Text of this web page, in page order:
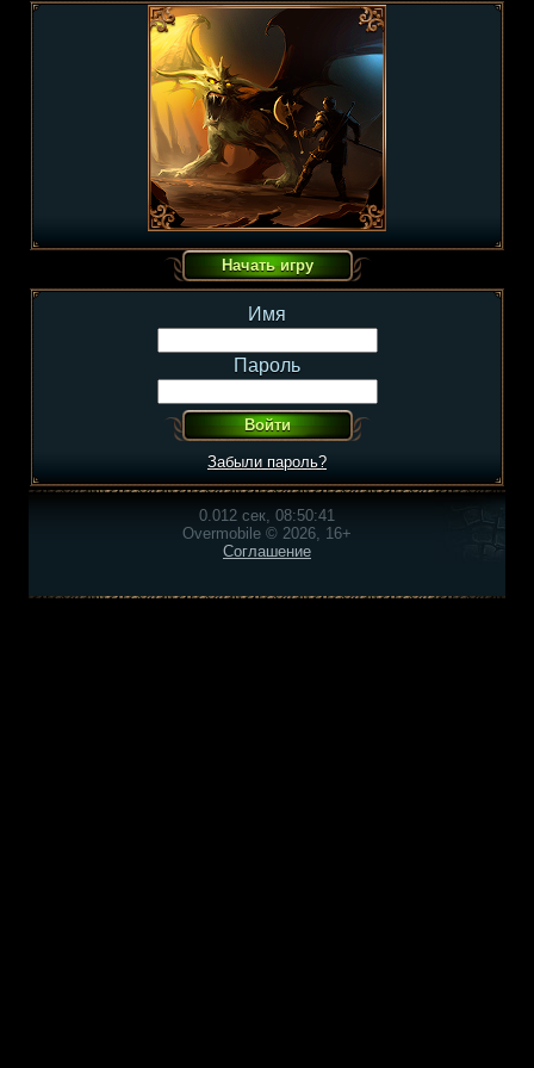
Имя
Пароль
Забыли пароль?
0.012 сек, 08:50:41
Overmobile © 2026, 16+
Соглашение